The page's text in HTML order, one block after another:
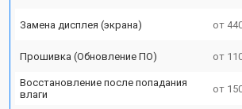
Замена дисплея (экрана) от
Прошивка (Обновление ПО) от
Восстановление после попадания
влаги
от